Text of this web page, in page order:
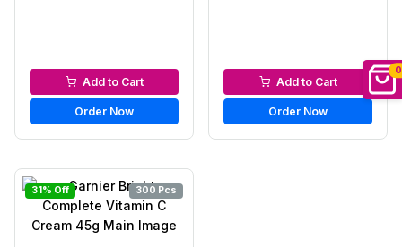
0
Micellar Water
Add to Cart
Order Now
Men’s Face Wash
Add to Cart
Order Now
31% Off 300 Pcs